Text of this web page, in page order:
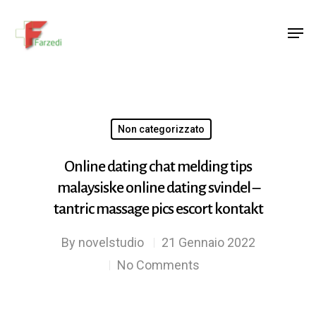
Non categorizzato
Online dating chat melding tips
malaysiske online dating svindel –
tantric massage pics escort kontakt
By novelstudio
21 Gennaio 2022
No Comments